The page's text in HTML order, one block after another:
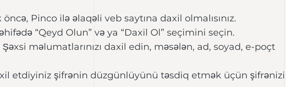
öncə, Pinco ilə əlaqəli veb saytına daxil olmalısınız.
“Qeyd Olun” və ya “Daxil Ol” seçimini seçin.
Şəxsi məlumatlarınızı daxil edin, məsələn, ad, soyad, e-poçt
etdiyiniz şifrənin düzgünlüyünü təsdiq etmək üçün şifrənizi